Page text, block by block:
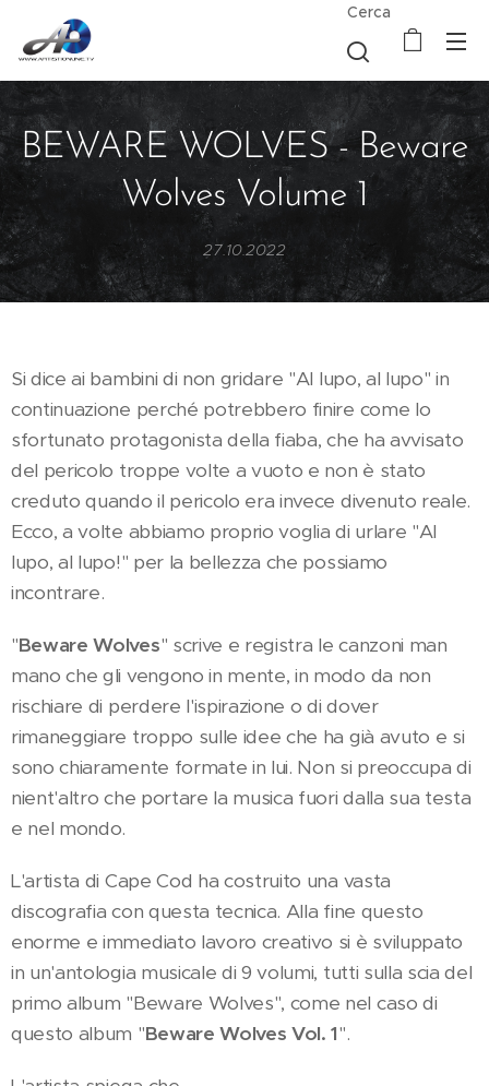
Cerca
BEWARE WOLVES - Beware
Wolves Volume 1
27.10.2022
Si dice ai bambini di non gridare "Al lupo, al lupo" in
continuazione perché potrebbero finire come lo
sfortunato protagonista della fiaba, che ha avvisato
del pericolo troppe volte a vuoto e non è stato
creduto quando il pericolo era invece divenuto reale.
Ecco, a volte abbiamo proprio voglia di urlare "Al
lupo, al lupo!" per la bellezza che possiamo
incontrare.
"Beware Wolves" scrive e registra le canzoni man
mano che gli vengono in mente, in modo da non
rischiare di perdere l'ispirazione o di dover
rimaneggiare troppo sulle idee che ha già avuto e si
sono chiaramente formate in lui. Non si preoccupa di
nient'altro che portare la musica fuori dalla sua testa
e nel mondo.
L'artista di Cape Cod ha costruito una vasta
discografia con questa tecnica. Alla fine questo
enorme e immediato lavoro creativo si è sviluppato
in un'antologia musicale di 9 volumi, tutti sulla scia del
primo album "Beware Wolves", come nel caso di
questo album "Beware Wolves Vol. 1".